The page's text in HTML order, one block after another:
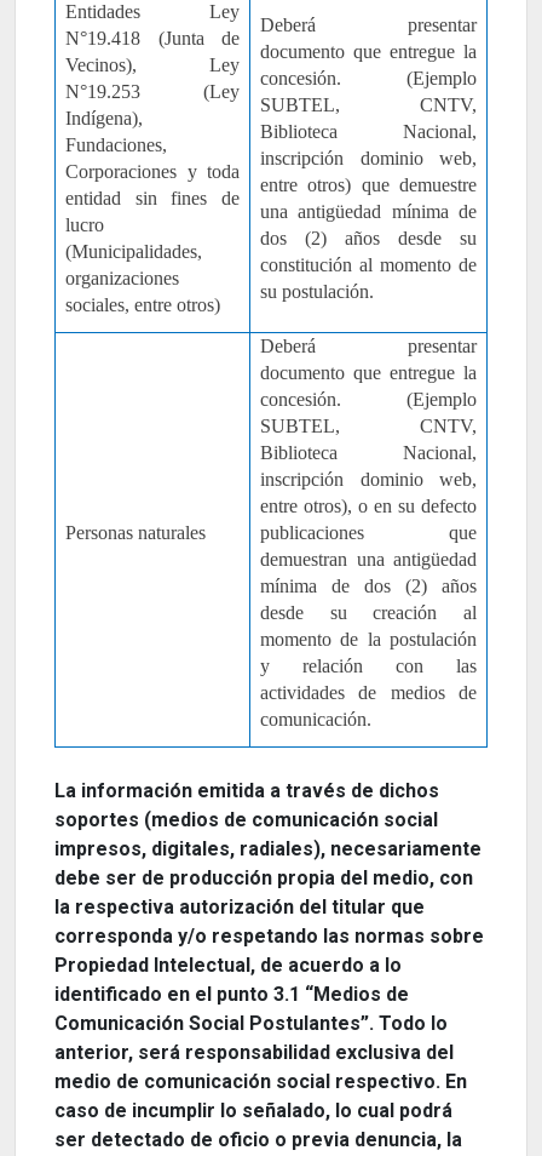
Entidades Ley
N°19.418 (Junta de
Vecinos), Ley
N°19.253 (Ley
Indígena),
Fundaciones,
Corporaciones y toda
entidad sin fines de
lucro
(Municipalidades,
organizaciones
sociales, entre otros)
Deberá presentar
documento que entregue la
concesión. (Ejemplo
SUBTEL, CNTV,
Biblioteca Nacional,
inscripción dominio web,
entre otros) que demuestre
una antigüedad mínima de
dos (2) años desde su
constitución al momento de
su postulación.
Personas naturales
Deberá presentar
documento que entregue la
concesión. (Ejemplo
SUBTEL, CNTV,
Biblioteca Nacional,
inscripción dominio web,
entre otros), o en su defecto
publicaciones que
demuestran una antigüedad
mínima de dos (2) años
desde su creación al
momento de la postulación
y relación con las
actividades de medios de
comunicación.
La información emitida a través de dichos
soportes (medios de comunicación social
impresos, digitales, radiales), necesariamente
debe ser de producción propia del medio, con
la respectiva autorización del titular que
corresponda y/o respetando las normas sobre
Propiedad Intelectual, de acuerdo a lo
identificado en el punto 3.1 “Medios de
Comunicación Social Postulantes”. Todo lo
anterior, será responsabilidad exclusiva del
medio de comunicación social respectivo. En
caso de incumplir lo señalado, lo cual podrá
ser detectado de oficio o previa denuncia, la